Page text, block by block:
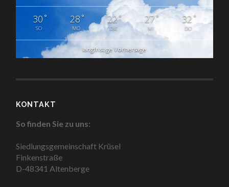
30°
SO
28°
MO
22°
DIE
27°
MI
32 °
DO
langfristige Vorhersage
KONTAKT
So finden Sie zu uns:
Siedlungsgemeinschaft Krüsel
Finkenstraße
D-48341 Altenberge